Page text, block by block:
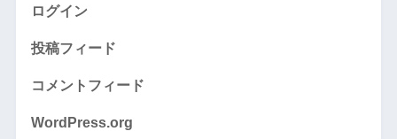
ログイン
投稿フィード
コメントフィード
WordPress.org